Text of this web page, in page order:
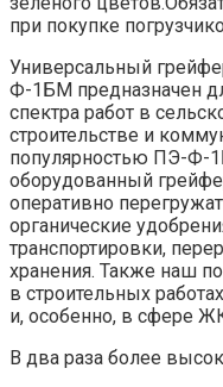
при покупке
Универсальный
Ф-1БМ предназначен
спектра работ в
строительстве и
популярностью ПЭ-Ф-
оборудованный
оперативно
органические
транспортировки,
хранения. Также наш
в строительных
и, особенно, в сфере
В два раза более